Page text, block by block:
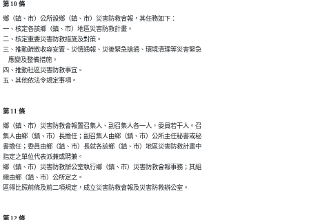
第 10 條
鄉（鎮、市）公所設鄉（鎮、市）災害防救會報，其任務如下：
一、核定各該鄉（鎮、市）地區災害防救計畫。
二、核定重要災害防救措施及對策。
三、推動疏散收容安置、災情通報、災後緊急搶通、環境清理等災害緊急
    應變及整備措施。
四、推動社區災害防救事宜。
五、其他依法令規定事項。
第 11 條
鄉（鎮、市）災害防救會報置召集人、副召集人各一人，委員若干人。召
集人由鄉（鎮、市）長擔任；副召集人由鄉（鎮、市）公所主任秘書或秘
書擔任；委員由鄉（鎮、市）長就各該鄉（鎮、市）地區災害防救計畫中
指定之單位代表派兼或聘兼。
鄉（鎮、市）災害防救辦公室執行鄉（鎮、市）災害防救會報事務；其組
織由鄉（鎮、市）公所定之。
區得比照前條及前二項規定，成立災害防救會報及災害防救辦公室。